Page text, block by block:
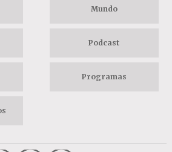
Mundo
Podcast
Programas